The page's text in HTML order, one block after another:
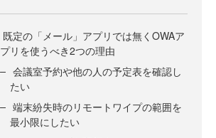
既定の「メール」アプリでは無くOWAア
プリを使うべき2つの理由
会議室予約や他の人の予定表を確認し
たい
端末紛失時のリモートワイプの範囲を
最小限にしたい